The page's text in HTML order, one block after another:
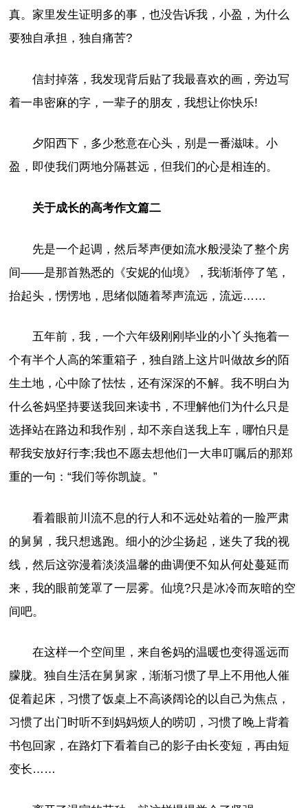
真。家里发生证明多的事，也没告诉我，小盈，为什么
要独自承担，独自痛苦?
信封掉落，我发现背后贴了我最喜欢的画，旁边写
着一串密麻的字，一辈子的朋友，我想让你快乐!
夕阳西下，多少愁意在心头，别是一番滋味。小
盈，即使我们两地分隔甚远，但我们的心是相连的。
关于成长的高考作文篇二
先是一个起调，然后琴声便如流水般浸染了整个房
间——是那首熟悉的《安妮的仙境》，我渐渐停了笔，
抬起头，愣愣地，思绪似随着琴声流远，流远……
五年前，我，一个六年级刚刚毕业的小丫头拖着一
个有半个人高的笨重箱子，独自踏上这片叫做故乡的陌
生土地，心中除了怯怯，还有深深的不解。我不明白为
什么爸妈坚持要送我回来读书，不理解他们为什么只是
选择站在路边和我作别，却不亲自送我上车，哪怕只是
帮我安放好行李;我也不愿去想他们一大串叮嘱后的那郑
重的一句：“我们等你凯旋。”
看着眼前川流不息的行人和不远处站着的一脸严肃
的舅舅，我只想逃跑。细小的沙尘扬起，迷失了我的视
线，然后这弥漫着淡淡温馨的曲调便不知从何处蔓延而
来，我的眼前笼罩了一层雾。仙境?只是冰冷而灰暗的空
间吧。
在这样一个空间里，来自爸妈的温暖也变得遥远而
朦胧。独自生活在舅舅家，渐渐习惯了早上不用他人催
促着起床，习惯了饭桌上不高谈阔论的以自己为焦点，
习惯了出门时听不到妈妈烦人的唠叨，习惯了晚上背着
书包回家，在路灯下看着自己的影子由长变短，再由短
变长……